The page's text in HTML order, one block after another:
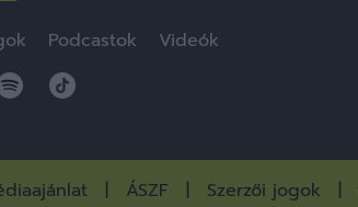
Podcastok Videók
ÁSZF Szerzői jogok